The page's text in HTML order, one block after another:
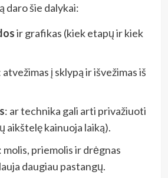
daro šie dalykai:
ir grafikas (kiek etapų ir kiek
atvežimas į sklypą ir išvežimas iš
: ar technika gali arti privažiuoti
aikštelę kainuoja laiką).
: molis, priemolis ir drėgnas
daugiau pastangų.